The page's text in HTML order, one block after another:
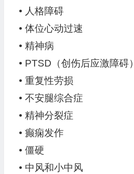
• 人格障碍
• 体位心动过速
• 精神病
• PTSD（创伤后应激障碍）
• 重复性劳损
• 不安腿综合症
• 精神分裂症
• 癫痫发作
• 僵硬
• 中风和小中风